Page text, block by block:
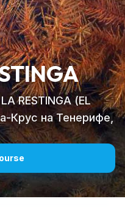
RESTINGA (EL
Крус на Тенерифе,